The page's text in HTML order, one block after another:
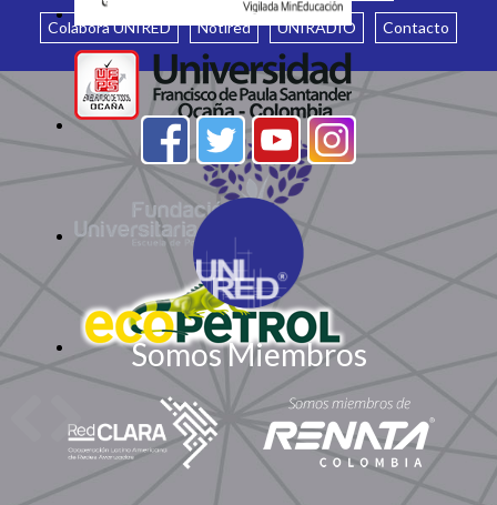
Colabora UNIRED Notired UNIRADIO Contacto
Somos Miembros